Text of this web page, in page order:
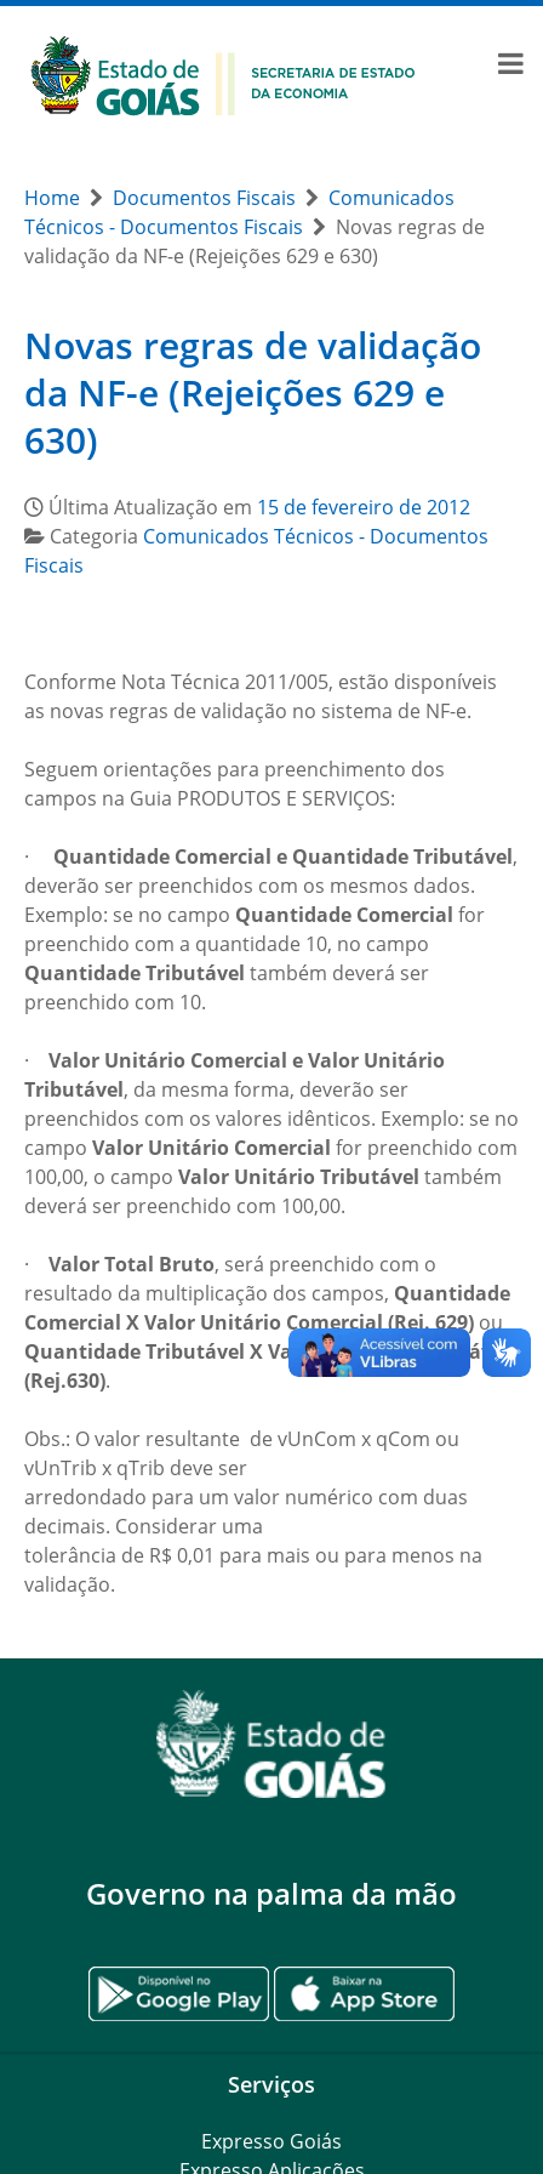
Home Documentos Fiscais
Comunicados
Técnicos - Documentos Fiscais
Novas regras de
validação da NF-e (Rejeições 629 e 630)
Novas regras de validação
da NF-e (Rejeições 629 e
630)
Última Atualização em 15 de fevereiro de 2012
Categoria Comunicados Técnicos - Documentos
Fiscais
Conforme Nota Técnica 2011/005, estão disponíveis
as novas regras de validação no sistema de NF-e.
Seguem orientações para preenchimento dos
campos na Guia PRODUTOS E SERVIÇOS:
· Quantidade Comercial e Quantidade Tributável,
deverão ser preenchidos com os mesmos dados.
Exemplo: se no campo Quantidade Comercial for
preenchido com a quantidade 10, no campo
Quantidade Tributável também deverá ser
preenchido com 10.
· Valor Unitário Comercial e Valor Unitário
Tributável, da mesma forma, deverão ser
preenchidos com os valores idênticos. Exemplo: se no
campo Valor Unitário Comercial for preenchido com
100,00, o campo Valor Unitário Tributável também
deverá ser preenchido com 100,00.
· Valor Total Bruto, será preenchido com o
resultado da multiplicação dos campos, Quantidade
Comercial X Valor Unitário Comercial (Rej. 629) ou
Quantidade Tributável X Valor Unitário Tributável
(Rej.630).
Obs.: O valor resultante de vUnCom x qCom ou
vUnTrib x qTrib deve ser
arredondado para um valor numérico com duas
decimais. Considerar uma
tolerância de R$ 0,01 para mais ou para menos na
validação.
Governo na palma da mão
Serviços
Expresso Goiás